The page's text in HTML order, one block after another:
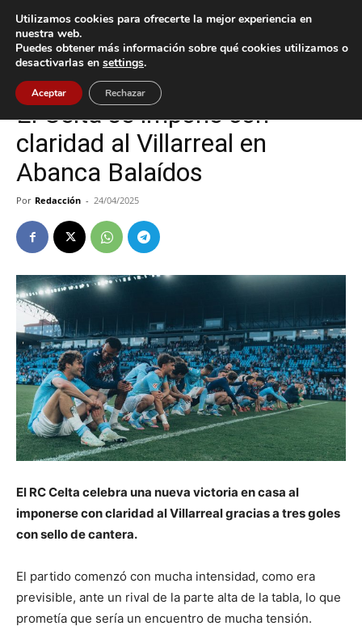
Inicio Celta
Celta
El Celta se impone con
claridad al Villarreal en
Abanca Balaídos
Por Redacción - 24/04/2025
El RC Celta celebra una nueva victoria en casa al
imponerse con claridad al Villarreal gracias a tres goles
con sello de cantera.
El partido comenzó con mucha intensidad, como era
previsible, ante un rival de la parte alta de la tabla, lo que
prometía que sería un encuentro de mucha tensión.
Utilizamos cookies para ofrecerte la mejor experiencia en
nuestra web.
Puedes obtener más información sobre qué cookies utilizamos o
desactivarlas en settings.
Aceptar Rechazar